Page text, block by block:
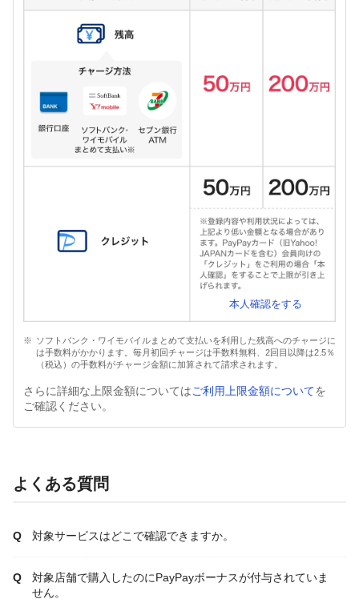
本人確認をする
ソフトバンク・ワイモバイルまとめて支払いを利用した残高へのチャージに
は手数料がかかります。毎月初回チャージは手数料無料、2回目以降は2.5％
（税込）の手数料がチャージ金額に加算されて請求されます。
さらに詳細な上限金額についてはご利用上限金額についてを
ご確認ください。
よくある質問
対象サービスはどこで確認できますか。
対象店舗で購入したのにPayPayボーナスが付与されていま
せん。